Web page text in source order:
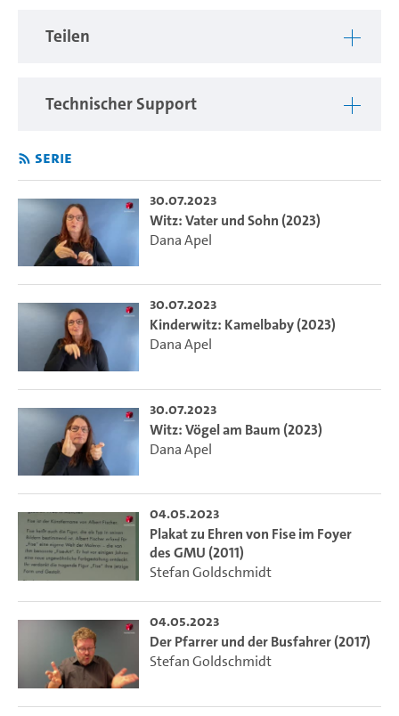
Teilen
Technischer Support
Serie
30.07.2023
Witz: Vater und Sohn (2023)
Dana Apel
30.07.2023
Kinderwitz: Kamelbaby (2023)
Dana Apel
30.07.2023
Witz: Vögel am Baum (2023)
Dana Apel
04.05.2023
Plakat zu Ehren von Fise im Foyer
des GMU (2011)
Stefan Goldschmidt
04.05.2023
Der Pfarrer und der Busfahrer (2017)
Stefan Goldschmidt